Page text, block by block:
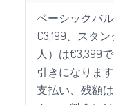
ベーシックバ
€3,199、スタ
人）は€3,399
引きになりま
支払い、残額